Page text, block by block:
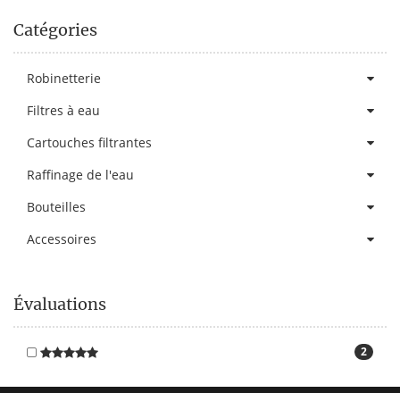
Catégories
Robinetterie
Filtres à eau
Cartouches filtrantes
Raffinage de l'eau
Bouteilles
Accessoires
Évaluations
2